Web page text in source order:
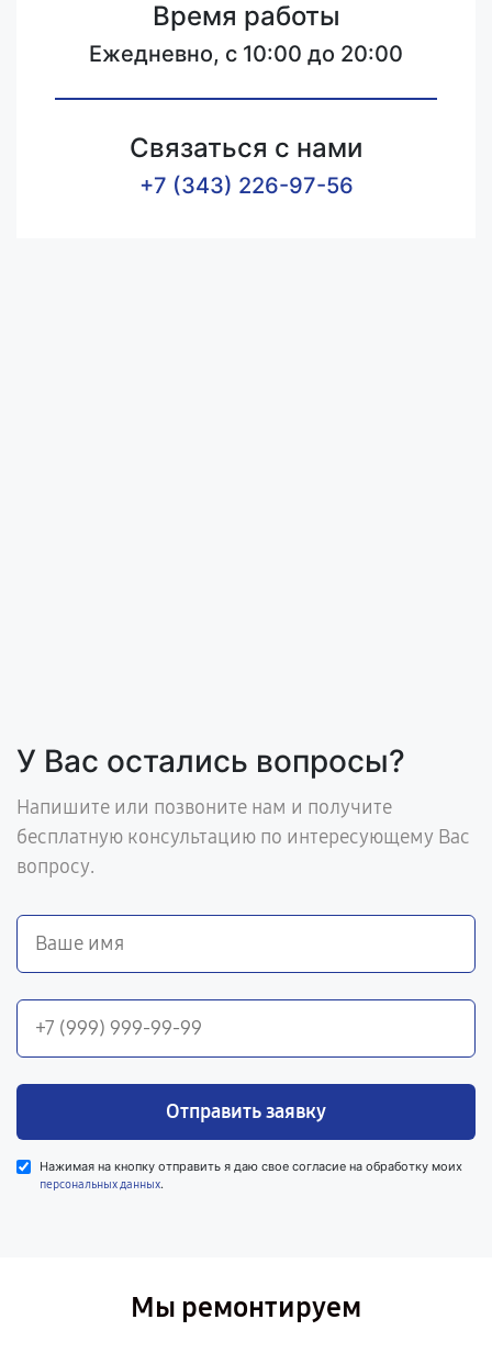
Время работы
Ежедневно, с 10:00 до 20:00
Связаться с нами
+7 (343) 226-97-56
У Вас остались вопросы?
Напишите или позвоните нам и получите
бесплатную консультацию по интересующему Вас
вопросу.
Отправить заявку
Нажимая на кнопку отправить я даю свое согласие на обработку моих
персональных данных.
Мы ремонтируем